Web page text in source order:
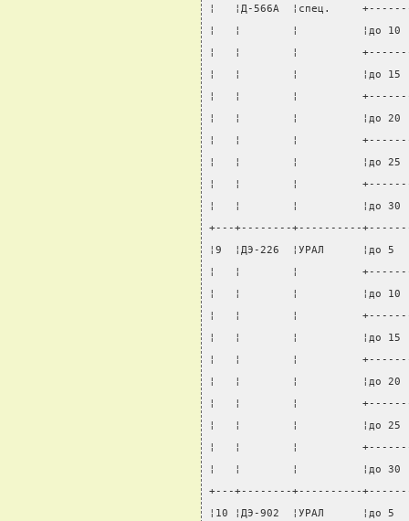
¦   ¦Д-566А  ¦спец.
¦   ¦        ¦          ¦до 10
¦   ¦        ¦
¦   ¦        ¦          ¦до 15
¦   ¦        ¦
¦   ¦        ¦          ¦до 20
¦   ¦        ¦
¦   ¦        ¦          ¦до 25
¦   ¦        ¦
¦   ¦        ¦          ¦до 30
+---+--------+----------
¦9  ¦ДЭ-226  ¦УРАЛ      ¦до
¦   ¦        ¦
¦   ¦        ¦          ¦до 10
¦   ¦        ¦
¦   ¦        ¦          ¦до 15
¦   ¦        ¦
¦   ¦        ¦          ¦до 20
¦   ¦        ¦
¦   ¦        ¦          ¦до 25
¦   ¦        ¦
¦   ¦        ¦          ¦до 30
+---+--------+----------
¦10 ¦ДЭ-902  ¦УРАЛ      ¦до